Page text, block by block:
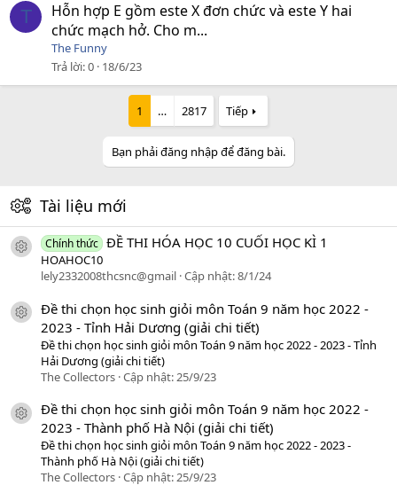
T
Hỗn hợp E gồm este X đơn chức và este Y hai
chức mạch hở. Cho m...
The Funny
Trả lời 0 18/6/23
1 … 2817 Tiếp
Bạn phải đăng nhập để đăng bài.
Tài liệu mới
icon tài liệu
Chính thức ĐỀ THI HÓA HỌC 10 CUỐI HỌC KÌ 1
HOAHOC10
lely2332008thcsnc@gmail Cập nhật:8/1/24
icon tài liệu
Đề thi chọn học sinh giỏi môn Toán 9 năm học 2022 -
2023 - Tỉnh Hải Dương (giải chi tiết)
Đề thi chọn học sinh giỏi môn Toán 9 năm học 2022 - 2023 - Tỉnh
Hải Dương (giải chi tiết)
The Collectors Cập nhật:25/9/23
icon tài liệu
Đề thi chọn học sinh giỏi môn Toán 9 năm học 2022 -
2023 - Thành phố Hà Nội (giải chi tiết)
Đề thi chọn học sinh giỏi môn Toán 9 năm học 2022 - 2023 -
Thành phố Hà Nội (giải chi tiết)
The Collectors Cập nhật:25/9/23